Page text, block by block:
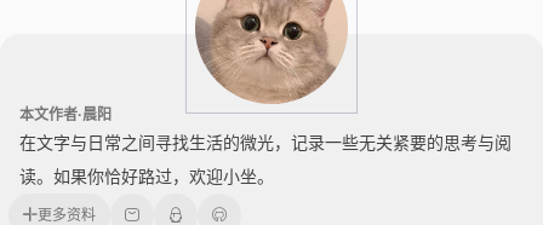
本文作者·晨阳
在文字与日常之间寻找生活的微光，记录一些无关紧要的思考与阅
读。如果你恰好路过，欢迎小坐。
更多资料